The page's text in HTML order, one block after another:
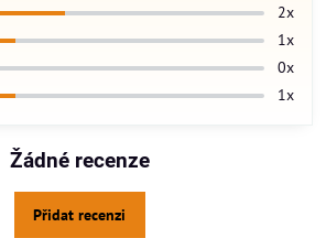
2x
1x
0x
1x
Žádné recenze
Přidat recenzi